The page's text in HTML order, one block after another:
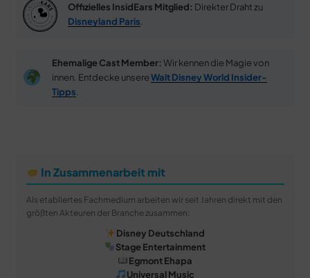
Offizielles InsidEars Mitglied: Direkter Draht zu
Disneyland Paris
Ehemalige Cast Member: Wir kennen die Magie von
innen. Entdecke unsereWalt Disney World Insider-
Tipps
In Zusammenarbeit mit
Als etabliertes Fachmedium arbeiten wir seit Jahren direkt mit den
größten Akteuren der Branche zusammen:
Disney Deutschland
Stage Entertainment
Egmont Ehapa
Universal Music